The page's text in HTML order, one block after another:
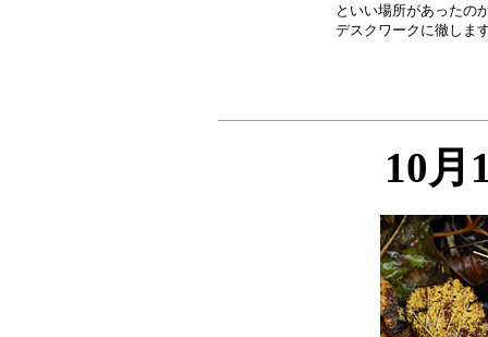
といい場所があったの
10月